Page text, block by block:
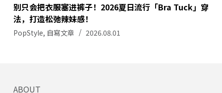
别只会把衣服塞进裤子！2026夏日流行「Bra Tuck」穿
法，打造松弛辣妹感！
PopStyle, 自寫文章 2026.08.01
ABOUT